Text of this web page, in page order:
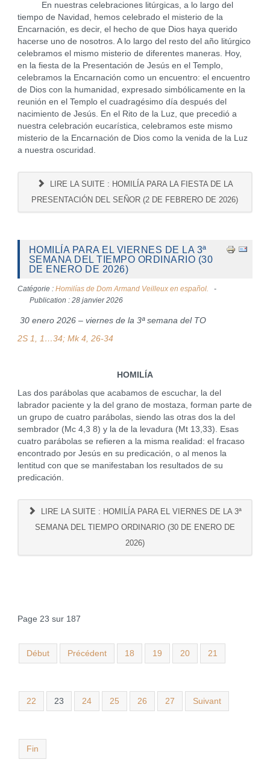
En nuestras celebraciones litúrgicas, a lo largo del
tiempo de Navidad, hemos celebrado el misterio de la
Encarnación, es decir, el hecho de que Dios haya querido
hacerse uno de nosotros. A lo largo del resto del año litúrgico
celebramos el mismo misterio de diferentes maneras. Hoy,
en la fiesta de la Presentación de Jesús en el Templo,
celebramos la Encarnación como un encuentro: el encuentro
de Dios con la humanidad, expresado simbólicamente en la
reunión en el Templo el cuadragésimo día después del
nacimiento de Jesús. En el Rito de la Luz, que precedió a
nuestra celebración eucarística, celebramos este mismo
misterio de la Encarnación de Dios como la venida de la Luz
a nuestra oscuridad.
LIRE LA SUITE : HOMILÍA PARA LA FIESTA DE LA
PRESENTACIÓN DEL SEÑOR (2 DE FEBRERO DE 2026)
HOMILÍA PARA EL VIERNES DE LA 3ª
SEMANA DEL TIEMPO ORDINARIO (30
DE ENERO DE 2026)
Catégorie : Homilías de Dom Armand Veilleux en español.
Publication : 28 janvier 2026
30 enero 2026 – viernes de la 3ª semana del TO
2S 1, 1…34; Mk 4, 26-34
HOMILÍA
Las dos parábolas que acabamos de escuchar, la del
labrador paciente y la del grano de mostaza, forman parte de
un grupo de cuatro parábolas, siendo las otras dos la del
sembrador (Mc 4,3 8) y la de la levadura (Mt 13,33). Esas
cuatro parábolas se refieren a la misma realidad: el fracaso
encontrado por Jesús en su predicación, o al menos la
lentitud con que se manifestaban los resultados de su
predicación.
LIRE LA SUITE : HOMILÍA PARA EL VIERNES DE LA 3ª
SEMANA DEL TIEMPO ORDINARIO (30 DE ENERO DE
2026)
Page 23 sur 187
Début Précédent 18 19 20 21
22 23 24 25 26 27 Suivant
Fin